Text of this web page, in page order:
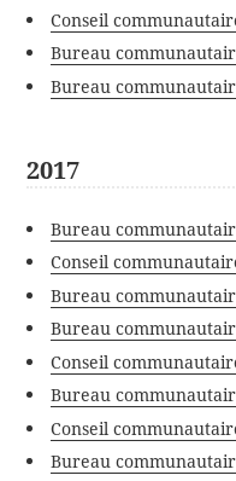
Conseil
Bureau
Bureau
2017
Bureau
Conseil
Bureau
Bureau
Conseil
Bureau
Conseil
Bureau